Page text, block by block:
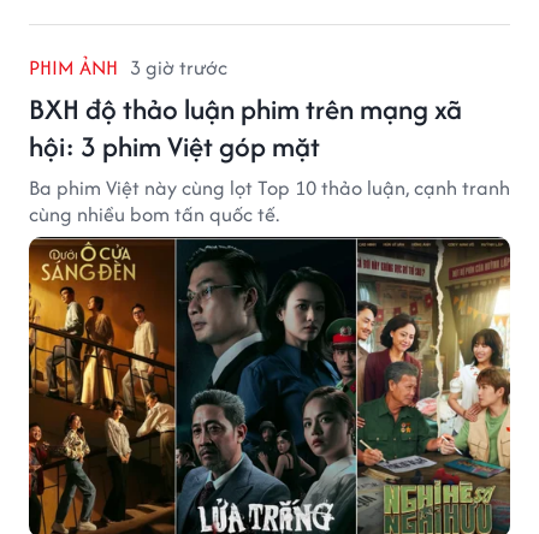
PHIM ẢNH 3 giờ trước
BXH độ thảo luận phim trên mạng xã
hội: 3 phim Việt góp mặt
Ba phim Việt này cùng lọt Top 10 thảo luận, cạnh tranh
cùng nhiều bom tấn quốc tế.